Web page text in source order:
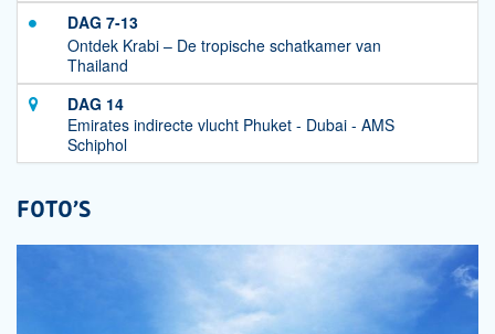
DAG 7-13
Ontdek Krabi – De tropische schatkamer van
Thailand
DAG 14
Emirates indirecte vlucht Phuket - Dubai - AMS
Schiphol
FOTO'S